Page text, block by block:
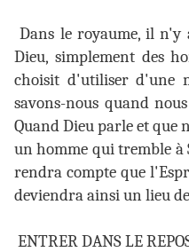
Dans le royaume, il n'y
Dieu, simplement des
choisit d'utiliser d'une
savons-nous quand
Quand Dieu parle et que
un homme qui tremble à
rendra compte que
deviendra ainsi un lieu
ENTRER DANS LE